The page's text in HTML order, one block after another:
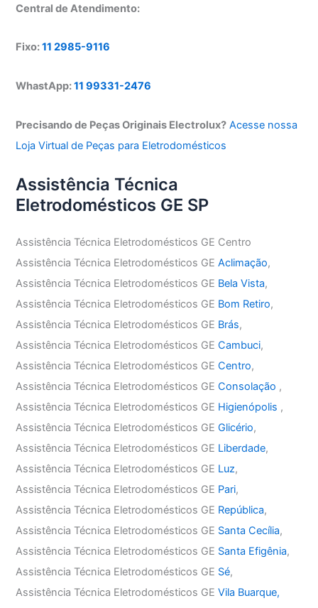
Central de Atendimento:
Fixo:11 2985-9116
WhastApp:11 99331-2476
Precisando de Peças Originais Electrolux? Acesse nossa
Loja Virtual de Peças para Eletrodomésticos
Assistência Técnica
Eletrodomésticos GE SP
Assistência Técnica Eletrodomésticos GE Centro
Assistência Técnica Eletrodomésticos GEAclimação,
Assistência Técnica Eletrodomésticos GE Bela Vista,
Assistência Técnica Eletrodomésticos GE Bom Retiro,
Assistência Técnica Eletrodomésticos GE Brás,
Assistência Técnica Eletrodomésticos GECambuci,
Assistência Técnica Eletrodomésticos GECentro,
Assistência Técnica Eletrodomésticos GEConsolação ,
Assistência Técnica Eletrodomésticos GE Higienópolis ,
Assistência Técnica Eletrodomésticos GEGlicério,
Assistência Técnica Eletrodomésticos GE Liberdade,
Assistência Técnica Eletrodomésticos GE Luz,
Assistência Técnica Eletrodomésticos GE Pari,
Assistência Técnica Eletrodomésticos GE República,
Assistência Técnica Eletrodomésticos GE Santa Cecília,
Assistência Técnica Eletrodomésticos GE Santa Efigênia,
Assistência Técnica Eletrodomésticos GE Sé,
Assistência Técnica Eletrodomésticos GEVila Buarque,